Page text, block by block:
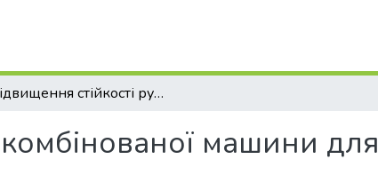
Підвищення стійкості руху секції комбінованої машини для підготовки ґрунту та висіву
комбінованої машини для